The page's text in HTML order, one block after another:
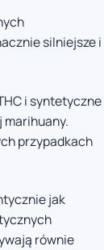
silniejsze i
i syntetyczne
przypadkach
jak
równie